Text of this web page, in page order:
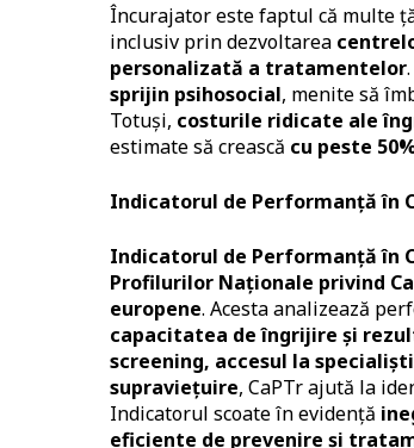
Încurajator este faptul că multe
inclusiv prin dezvoltarea
personalizată a tratamentelor
sprijin psihosocial, menite să
Totuși, costurile ridicate ale
estimate să crească cu peste
Indicatorul de Performanță în
Indicatorul de Performanță în
Profilurilor Naționale privind
europene. Acesta analizează
capacitatea de îngrijire și
screening, accesul la
supraviețuire, CaPTr ajută la
Indicatorul scoate în evidență
eficiente de prevenire și